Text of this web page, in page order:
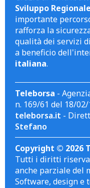
Sviluppo Regionale
importante
rafforza la
qualità dei servizi
a beneficio
italiana.
Teleborsa -
n. 169/61 del 18/
teleborsa.it -
Stefano
Copyright © 2026
Tutti i diritti
anche parziale del
Software, design e